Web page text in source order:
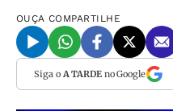
OUÇA COMPARTILHE
Siga o A TARDEno Google